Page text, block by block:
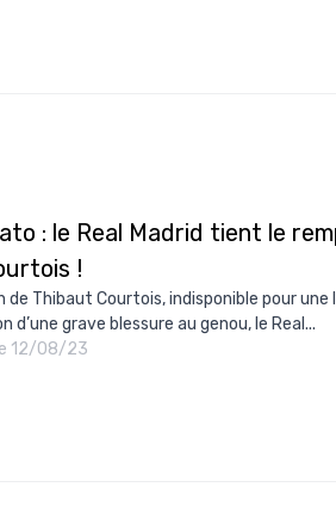
: le Real Madrid tient le
!
de Thibaut Courtois, indisponible pour une
d’une grave blessure au genou, le Real...
12/08/23